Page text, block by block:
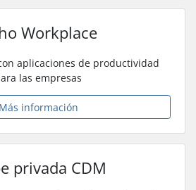
Workplace
aplicaciones de productividad
las empresas
Más información
privada CDM